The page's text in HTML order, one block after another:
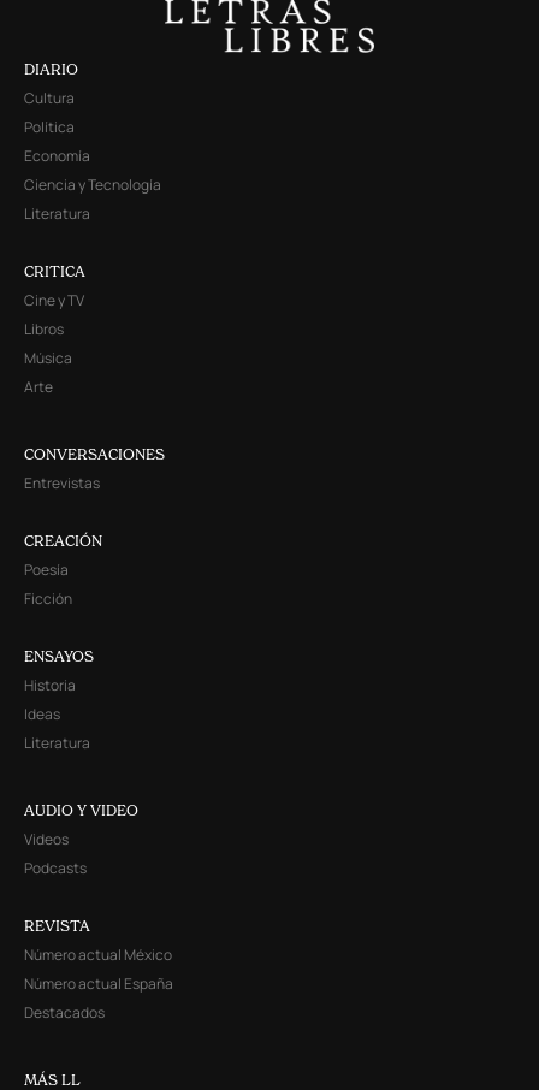
DIARIO
Cultura
Política
Economía
Ciencia y Tecnología
Literatura
CRITICA
Cine y TV
Libros
Música
Arte
CONVERSACIONES
Entrevistas
CREACIÓN
Poesía
Ficción
ENSAYOS
Historia
Ideas
Literatura
AUDIO Y VIDEO
Videos
Podcasts
REVISTA
Número actual México
Número actual España
Destacados
MÁS LL